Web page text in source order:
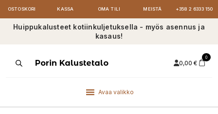
OSTOSKORI KASSA OMA TILI MEISTÄ +358 2 6333 150
Huippukalusteet kotiinkuljetuksella - myös asennus ja
kasaus!
ProductsPorin Kalustetalo 0,00 €
0
Avaa valikko